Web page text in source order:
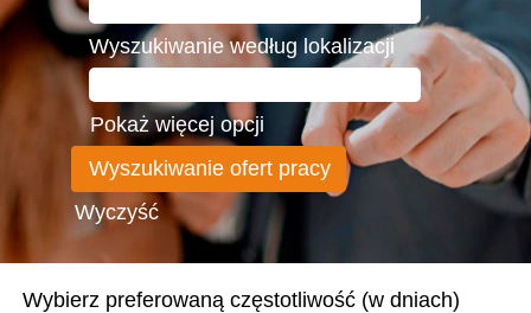
Wyszukiwanie według lokalizacji
Pokaż więcej opcji
Wyczyść
Wybierz preferowaną częstotliwość (w dniach)